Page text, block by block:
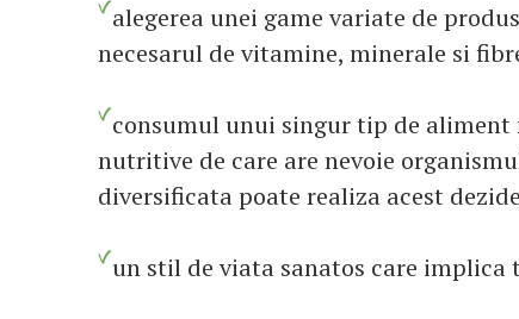
alegerea unei game variate de
necesarul de vitamine, minerale si
consumul unui singur tip de
nutritive de care are nevoie
diversificata poate realiza acest
un stil de viata sanatos care